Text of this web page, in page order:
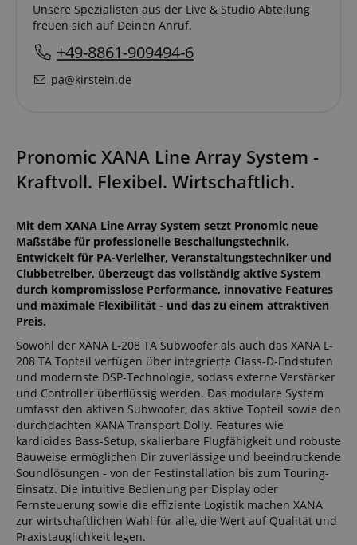
Unsere Spezialisten aus der Live & Studio Abteilung
freuen sich auf Deinen Anruf.
+49-8861-909494-6
pa@kirstein.de
Pronomic XANA Line Array System -
Kraftvoll. Flexibel. Wirtschaftlich.
Mit dem XANA Line Array System setzt Pronomic neue
Maßstäbe für professionelle Beschallungstechnik.
Entwickelt für PA-Verleiher, Veranstaltungstechniker und
Clubbetreiber, überzeugt das vollständig aktive System
durch kompromisslose Performance, innovative Features
und maximale Flexibilität - und das zu einem attraktiven
Preis.
Sowohl der XANA L-208 TA Subwoofer als auch das XANA L-
208 TA Topteil verfügen über integrierte Class-D-Endstufen
und modernste DSP-Technologie, sodass externe Verstärker
und Controller überflüssig werden. Das modulare System
umfasst den aktiven Subwoofer, das aktive Topteil sowie den
durchdachten XANA Transport Dolly. Features wie
kardioides Bass-Setup, skalierbare Flugfähigkeit und robuste
Bauweise ermöglichen Dir zuverlässige und beeindruckende
Soundlösungen - von der Festinstallation bis zum Touring-
Einsatz. Die intuitive Bedienung per Display oder
Fernsteuerung sowie die effiziente Logistik machen XANA
zur wirtschaftlichen Wahl für alle, die Wert auf Qualität und
Praxistauglichkeit legen.